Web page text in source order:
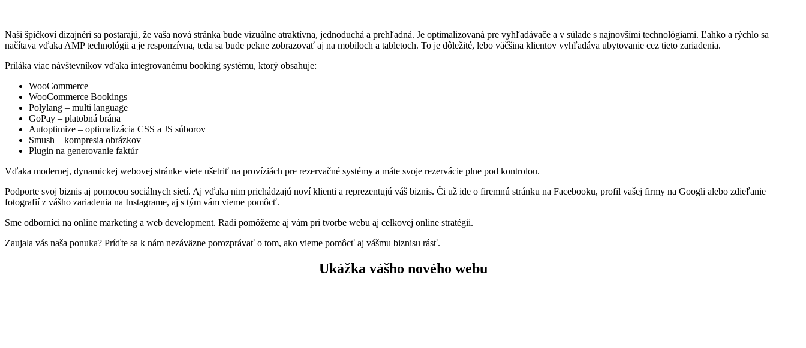
Naši špičkoví dizajnéri sa postarajú, že vaša nová stránka bude vizuálne atraktívna, jednoduchá a prehľadná. Je optimalizovaná pre vyhľadávače a v súlade s najnovšími technológiami. Ľahko a rýchlo sa
načítava vďaka AMP technológii a je responzívna, teda sa bude pekne zobrazovať aj na mobiloch a tabletoch. To je dôležité, lebo väčšina klientov vyhľadáva ubytovanie cez tieto zariadenia.
Priláka viac návštevníkov vďaka integrovanému booking systému, ktorý obsahuje:
WooCommerce
WooCommerce Bookings
Polylang – multi language
GoPay – platobná brána
Autoptimize – optimalizácia CSS a JS súborov
Smush – kompresia obrázkov
Plugin na generovanie faktúr
Vďaka modernej, dynamickej webovej stránke viete ušetriť na províziách pre rezervačné systémy a máte svoje rezervácie plne pod kontrolou.
Podporte svoj biznis aj pomocou sociálnych sietí. Aj vďaka nim prichádzajú noví klienti a reprezentujú váš biznis. Či už ide o firemnú stránku na Facebooku, profil vašej firmy na Googli alebo zdieľanie
fotografií z vášho zariadenia na Instagrame, aj s tým vám vieme pomôcť.
Sme odborníci na online marketing a web development. Radi pomôžeme aj vám pri tvorbe webu aj celkovej online stratégii.
Zaujala vás naša ponuka? Príďte sa k nám nezáväzne porozprávať o tom, ako vieme pomôcť aj vášmu biznisu rásť.
Ukážka vášho nového webu